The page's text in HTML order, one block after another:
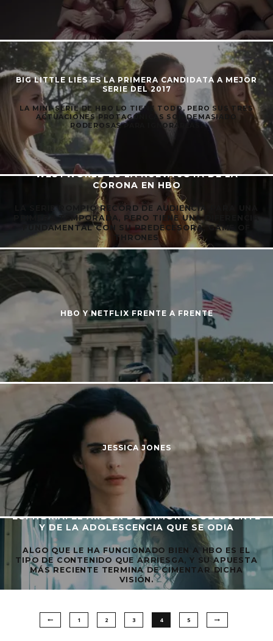
BIG LITTLE LIES ES LA PRIMERA CANDIDATA A MEJOR
SERIE DEL 2017
LA MINI-SERIE DE HBO LO TIENE TODO, PERO SUS TRES
ACTUACIONES PROTAGÓNICAS SON DEMASIADO
PODEROSAS PARA IGNORARLAS.
WESTWORLD ES LA NUEVA JOYA DE LA
CORONA EN HBO
LA SERIE ROMPIÓ RECORD DE AUDIENCIA PARA UNA
PRIMERA TEMPORADA, PERO TIENE UNA DIFERENCIA
FUNDAMENTAL CON SU PREDECESORA, GAME OF
THRONES
HBO Y NETFLIX FRENTE A FRENTE
JESSICA JONES
EUPHORIA: EL ARDOR DEL AMOR ADOLESCENTE
Y DE LA ADOLESCENCIA QUE SE ODIA
ALGO QUE LE HA FUNCIONADO BIEN A HBO ES EL
TIPO DE CONTENIDO QUE ARRIESGA, Y SU APUESTA
MÁS RECIENTE TERMINA DE CIMENTAR DICHA
VISIÓN.
1 2 3 4 5